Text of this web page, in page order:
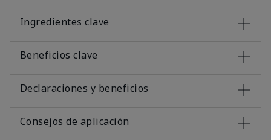
Ingredientes clave
Beneficios clave
Declaraciones y beneficios
Consejos de aplicación